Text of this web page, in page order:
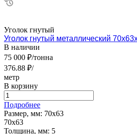
Уголок гнутый
Уголок гнутый металлический
В наличии
75 000 ₽/тонна
376.88 ₽/
метр
В корзину
Подробнее
Размер, мм: 70х63
70х63
Толщина, мм: 5